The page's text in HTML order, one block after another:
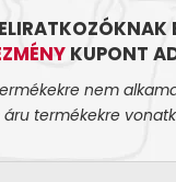
KUPONT
nem
áru termékekre